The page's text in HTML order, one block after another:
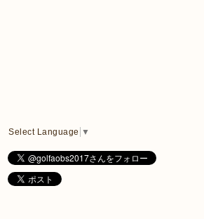
Select Language ▼